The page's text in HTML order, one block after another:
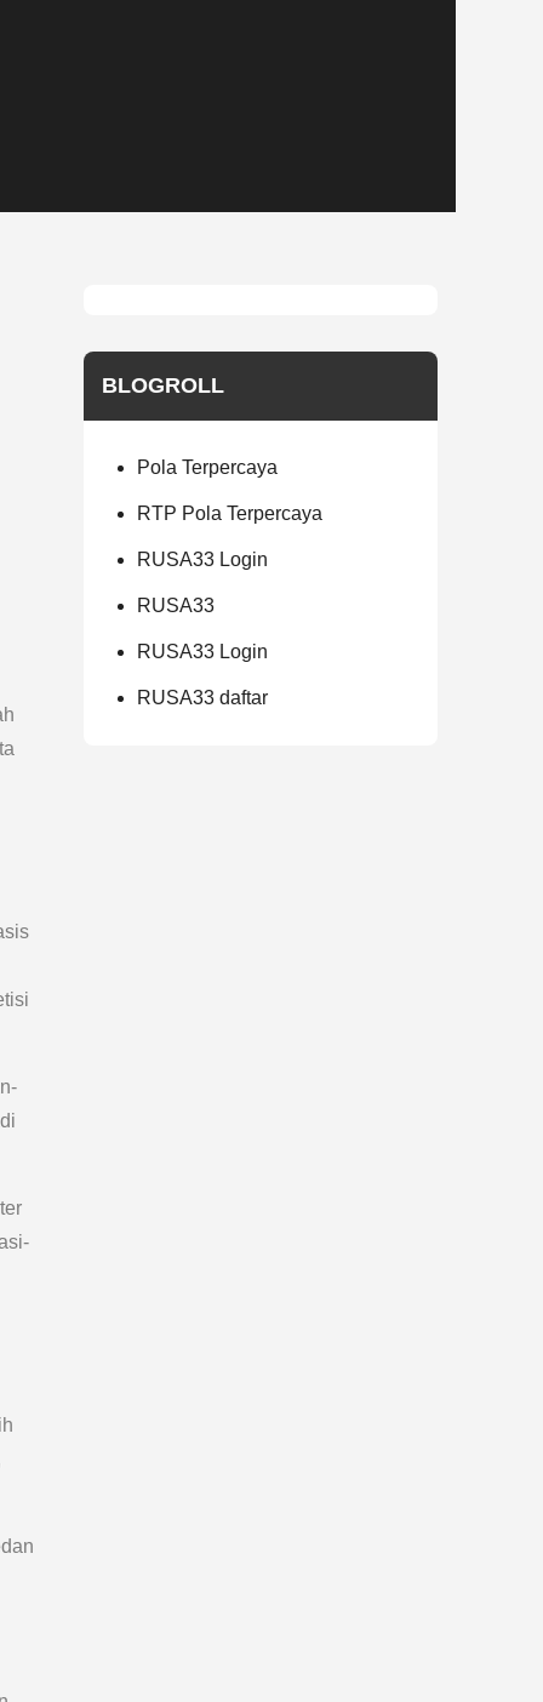
BLOGROLL
Pola Terpercaya
RTP Pola Terpercaya
RUSA33 Login
RUSA33
RUSA33 Login
RUSA33 daftar